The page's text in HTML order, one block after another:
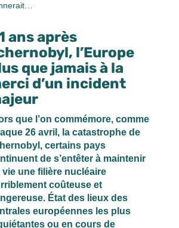
ans après
l’Europe
que jamais à la
d’un incident
que l’on commémore, comme
26 avril, la catastrophe de
certains pays
de s’entêter à maintenir
vie une filière nucléaire
coûteuse et
État des lieux des
européennes les plus
ou en cours de